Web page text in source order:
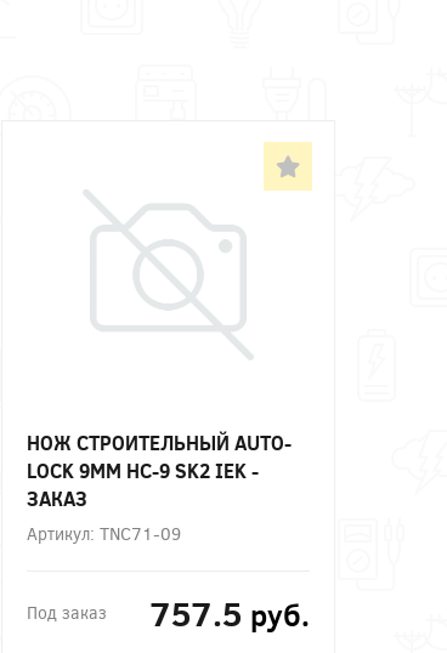
НОЖ СТРОИТЕЛЬНЫЙ AUTO-
LOCK 9ММ НС-9 SK2 IEK -
ЗАКАЗ
Артикул: TNC71-09
Под заказ 757.5 руб.